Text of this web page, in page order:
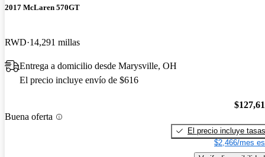
2017 McLaren 570GT
RWD 14,291 millas
Entrega a domicilio desde Marysville, OH
El precio incluye envío de $616
Buena oferta
El precio incluye tasas
$2,466/mes